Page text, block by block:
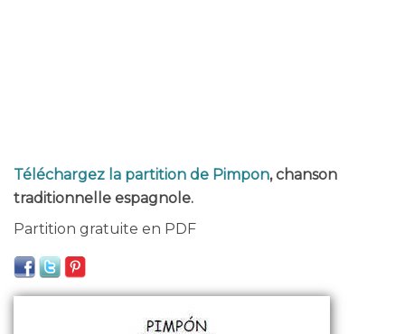
Téléchargez la partition de Pimpon, chanson
traditionnelle espagnole.
Partition gratuite en PDF